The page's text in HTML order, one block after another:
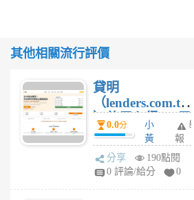
其他相關流行評價
貸明
（lenders.com.tw
）使用心得 — 民
間貸款比較平台
體驗
0.0分
小
黃
蜂
1
舉
報
分享
190點閱
0 評論/給分
0